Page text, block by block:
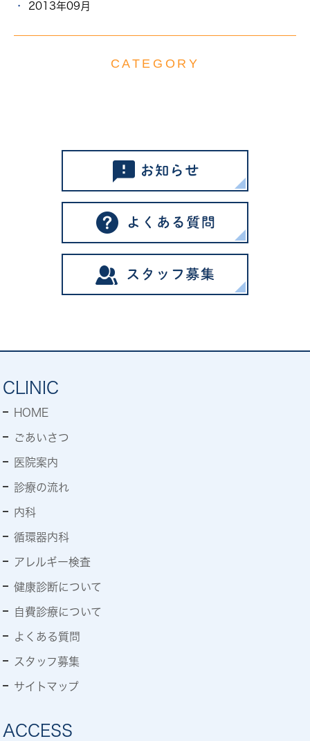
2013年09月
CATEGORY
CLINIC
HOME
ごあいさつ
医院案内
診療の流れ
内科
循環器内科
アレルギー検査
健康診断について
自費診療について
よくある質問
スタッフ募集
サイトマップ
ACCESS